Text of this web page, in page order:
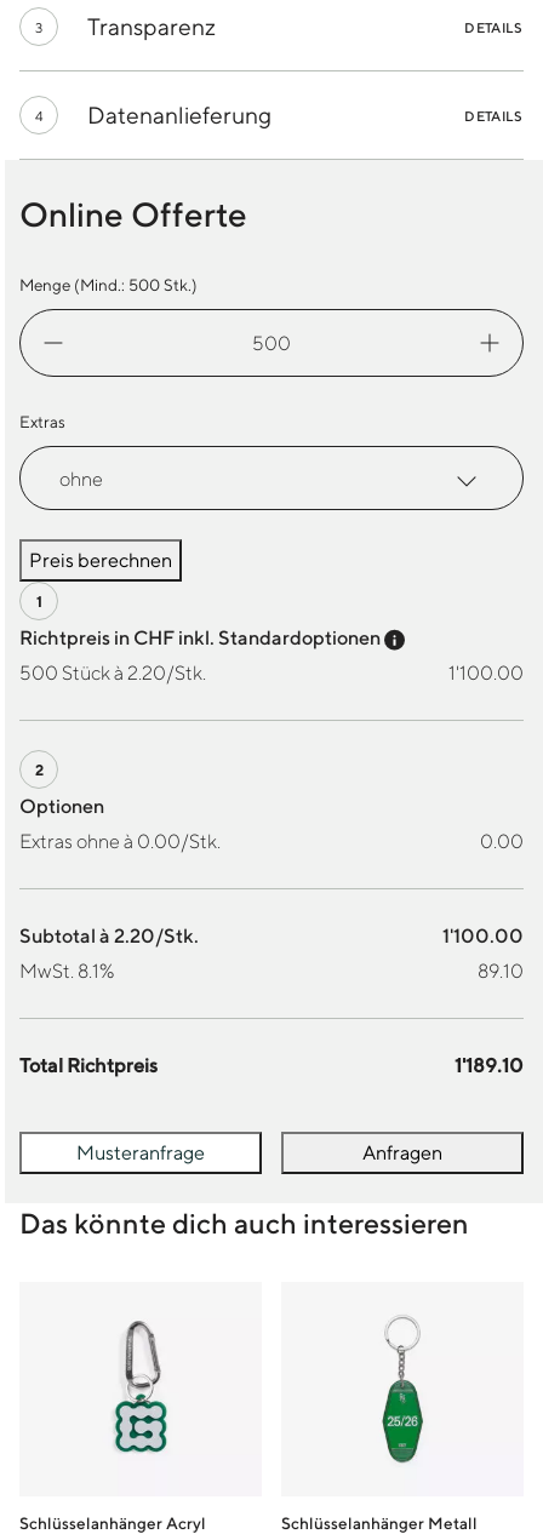
3 Transparenz DETAILS
4 Datenanlieferung DETAILS
Online Offerte
Menge (Mind.: 500Stk.)
Schlüsselanhänger
PVC
Extras
Preis berechnen
Richtpreis in CHF inkl. Standardoptionen
Preis-Tooltip
500 Stück à 2.20/Stk.
1'100.00
Optionen
Extras ohne à 0.00/Stk.
0.00
Subtotal à 2.20/Stk.
1'100.00
MwSt. 8.1%
89.10
Total Richtpreis 1'189.10
Musteranfrage Anfragen
Das könnte dich auch interessieren
Schlüsselanhänger Acryl
Schlüsselanhänger Metall